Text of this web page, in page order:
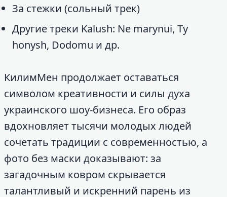
За стежки (сольный трек)
Другие треки Kalush: Ne marynui, Ty
honysh, Dodomu и др.
КилимМен продолжает оставаться
символом креативности и силы духа
украинского шоу-бизнеса. Его образ
вдохновляет тысячи молодых людей
сочетать традиции с современностью, а
фото без маски доказывают: за
загадочным ковром скрывается
талантливый и искренний парень из